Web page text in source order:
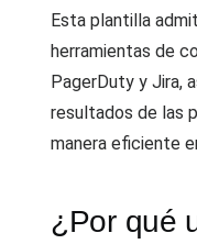
Esta plantilla
herramientas de
PagerDuty y Jira,
resultados de las
manera eficiente
¿Por qué